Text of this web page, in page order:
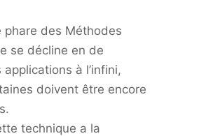
phare des Méthodes
se décline en de
applications à l’infini,
doivent être encore
technique a la